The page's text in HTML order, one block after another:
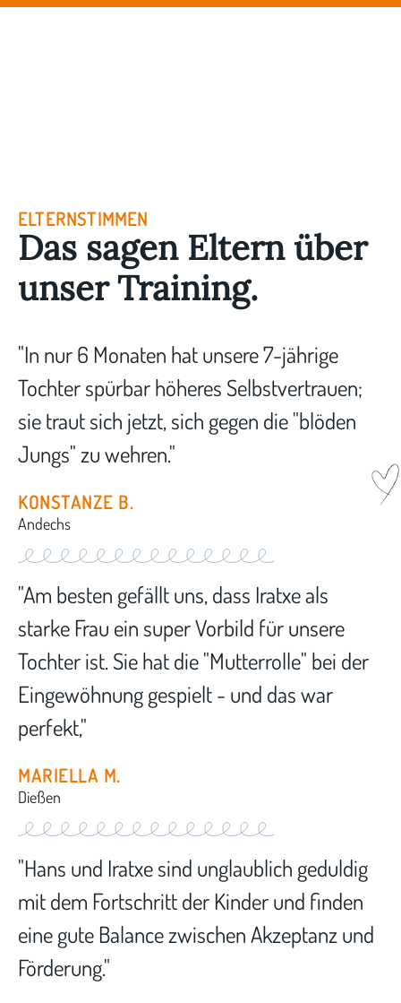
ELTERNSTIMMEN
Das sagen Eltern über
unser Training.
"In nur 6 Monaten hat unsere 7-jährige
Tochter spürbar höheres Selbstvertrauen;
sie traut sich jetzt, sich gegen die "blöden
Jungs" zu wehren."
KONSTANZE B.
Andechs
"Am besten gefällt uns, dass Iratxe als
starke Frau ein super Vorbild für unsere
Tochter ist. Sie hat die "Mutterrolle" bei der
Eingewöhnung gespielt - und das war
perfekt,"
MARIELLA M.
Dießen
"Hans und Iratxe sind unglaublich geduldig
mit dem Fortschritt der Kinder und finden
eine gute Balance zwischen Akzeptanz und
Förderung."